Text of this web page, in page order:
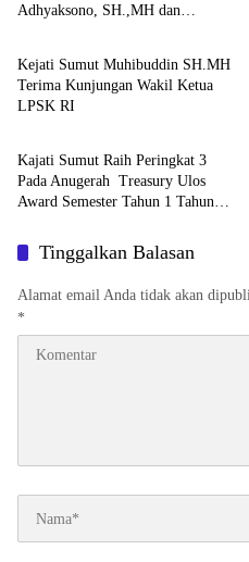
Adhyaksono, SH.,MH dan
Kejari Medan
Berita
Kejati Sumut Muhibuddin SH.MH
Terima Kunjungan Wakil Ketua
LPSK RI
Berita
Kajati Sumut Raih Peringkat 3
Pada Anugerah Treasury Ulos
Award Semester Tahun 1 Tahun
Tinggalkan Balasan
Alamat email Anda tidak akan
*